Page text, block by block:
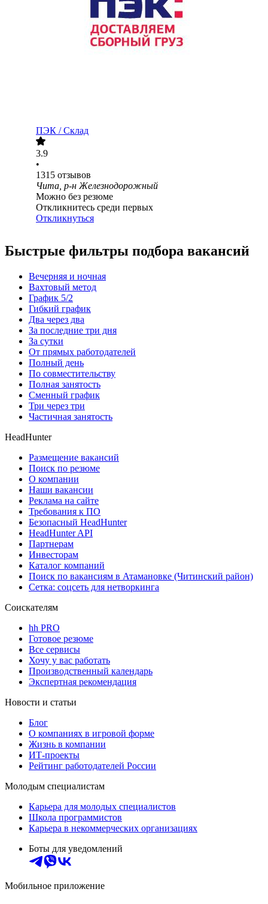
ПЭК / Склад
3.9
•
1315 отзывов
Чита, р-н Железнодорожный
Можно без резюме
Откликнитесь среди первых
Откликнуться
Быстрые фильтры подбора вакансий
Вечерняя и ночная
Вахтовый метод
График 5/2
Гибкий график
Два через два
За последние три дня
За сутки
От прямых работодателей
Полный день
По совместительству
Полная занятость
Сменный график
Три через три
Частичная занятость
HeadHunter
Размещение вакансий
Поиск по резюме
О компании
Наши вакансии
Реклама на сайте
Требования к ПО
Безопасный HeadHunter
HeadHunter API
Партнерам
Инвесторам
Каталог компаний
Поиск по вакансиям в Атамановке (Читинский район)
Сетка: соцсеть для нетворкинга
Соискателям
hh PRO
Готовое резюме
Все сервисы
Хочу у вас работать
Производственный календарь
Экспертная рекомендация
Новости и статьи
Блог
О компаниях в игровой форме
Жизнь в компании
ИТ-проекты
Рейтинг работодателей России
Молодым специалистам
Карьера для молодых специалистов
Школа программистов
Карьера в некоммерческих организациях
Боты для уведомлений
Мобильное приложение